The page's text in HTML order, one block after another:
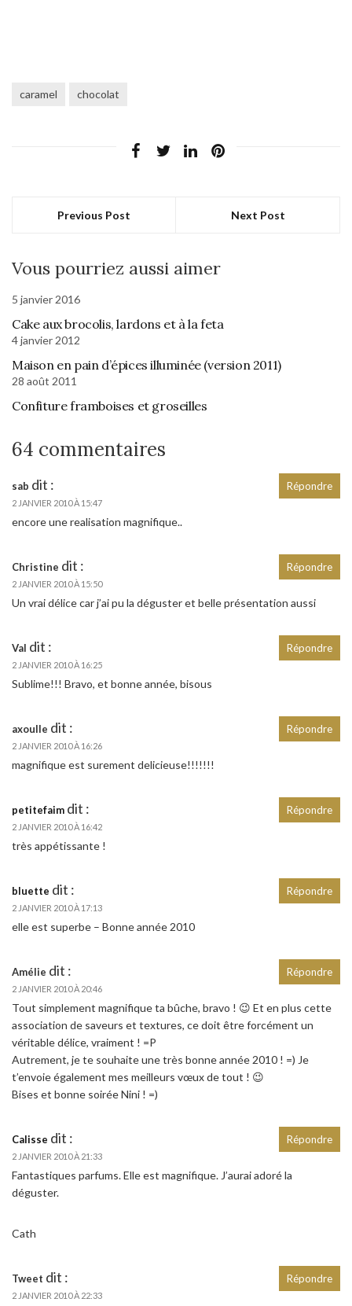
caramel chocolat
Previous Post Next Post
Vous pourriez aussi aimer
5 janvier 2016
Cake aux brocolis, lardons et à la feta
4 janvier 2012
Maison en pain d’épices illuminée (version 2011)
28 août 2011
Confiture framboises et groseilles
64 commentaires
sab dit :
2 JANVIER 2010 À 15:47
encore une realisation magnifique..
Répondre
Christine dit :
2 JANVIER 2010 À 15:50
Un vrai délice car j’ai pu la déguster et belle présentation aussi
Répondre
Val dit :
2 JANVIER 2010 À 16:25
Sublime!!! Bravo, et bonne année, bisous
Répondre
axoulle dit :
2 JANVIER 2010 À 16:26
magnifique est surement delicieuse!!!!!!!
Répondre
petitefaim dit :
2 JANVIER 2010 À 16:42
très appétissante !
Répondre
bluette dit :
2 JANVIER 2010 À 17:13
elle est superbe – Bonne année 2010
Répondre
Amélie dit :
2 JANVIER 2010 À 20:46
Tout simplement magnifique ta bûche, bravo ! 😉 Et en plus cette
association de saveurs et textures, ce doit être forcément un
véritable délice, vraiment ! =P
Autrement, je te souhaite une très bonne année 2010 ! =) Je
t’envoie également mes meilleurs vœux de tout ! 😉
Bises et bonne soirée Nini ! =)
Répondre
Calisse dit :
2 JANVIER 2010 À 21:33
Fantastiques parfums. Elle est magnifique. J’aurai adoré la
déguster.
Cath
Répondre
Tweet dit :
2 JANVIER 2010 À 22:33
Répondre